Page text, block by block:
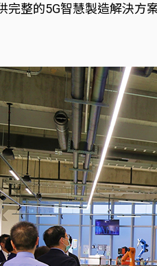
整的5G智慧製造解決方